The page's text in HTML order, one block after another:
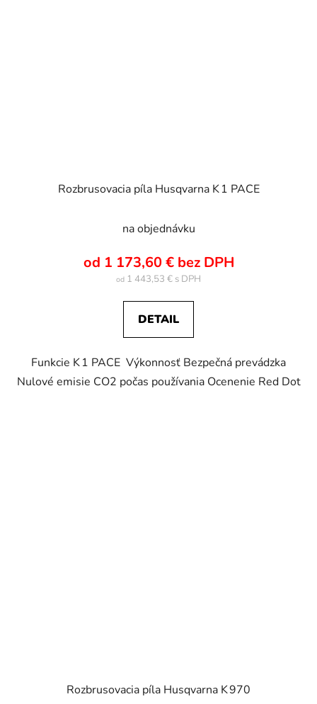
Rozbrusovacia píla Husqvarna K 1 PACE
na objednávku
od 1 173,60 € bez DPH
od 1 443,53 €
DETAIL
Funkcie K 1 PACE Výkonnosť Bezpečná prevádzka
Nulové emisie CO2 počas používania Ocenenie Red Dot
Rozbrusovacia píla Husqvarna K 970